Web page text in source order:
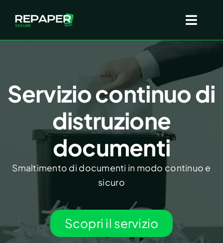
Come funziona
Servizi
FAQ
Blog
Servizio continuo di
distruzione
documenti
Smaltimento di documenti in modo continuo e
sicuro
Scopri il servizio